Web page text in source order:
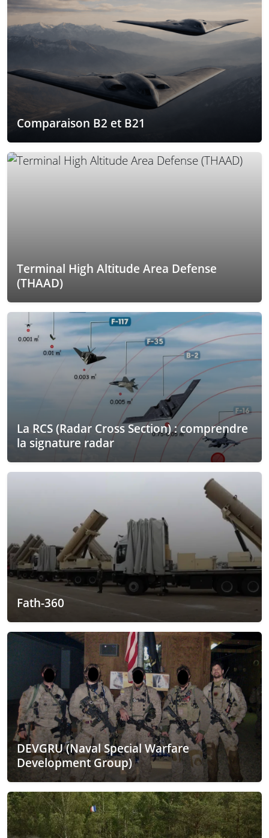
Comparaison B2 et B21
Terminal High Altitude Area Defense
(THAAD)
La RCS (Radar Cross Section) : comprendre
la signature radar
Fath-360
DEVGRU (Naval Special Warfare
Development Group)